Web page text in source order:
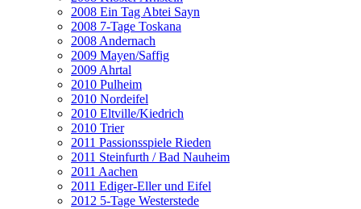
2008 Ein Tag Abtei Sayn
2008 7-Tage Toskana
2008 Andernach
2009 Mayen/Saffig
2009 Ahrtal
2010 Pulheim
2010 Nordeifel
2010 Eltville/Kiedrich
2010 Trier
2011 Passionsspiele Rieden
2011 Steinfurth / Bad Nauheim
2011 Aachen
2011 Ediger-Eller und Eifel
2012 5-Tage Westerstede